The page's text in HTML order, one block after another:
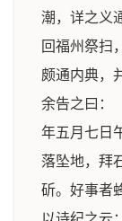
潮，详之义
回福州祭扫
颇通内典，
余告之曰：
年五月七日
落坠地，拜
斫。好事者